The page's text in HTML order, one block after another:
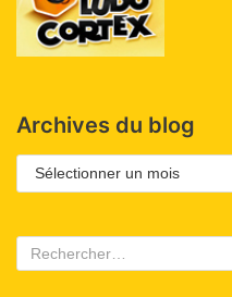
Archives du blog